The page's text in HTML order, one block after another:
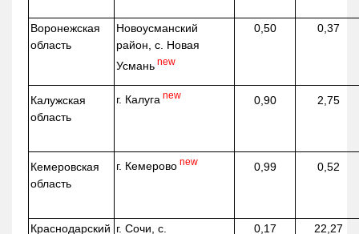
Воронежская
область
Новоусманский
район, с. Новая
Усмань new
0,50 0,37
Калужская
область
г. Калуга new 0,90 2,75
Кемеровская
область
г. Кемерово new 0,99 0,52
Краснодарский г. Сочи, с.
0,17 22,27